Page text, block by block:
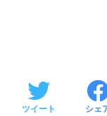
ツイート シェ